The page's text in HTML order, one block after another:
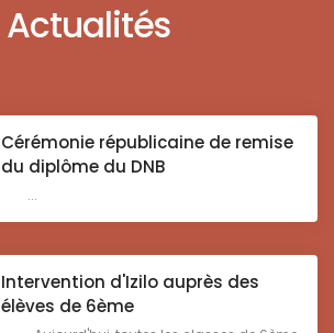
Actualités
Cérémonie républicaine de remise
du diplôme du DNB
...
Intervention d'Izilo auprès des
élèves de 6ème